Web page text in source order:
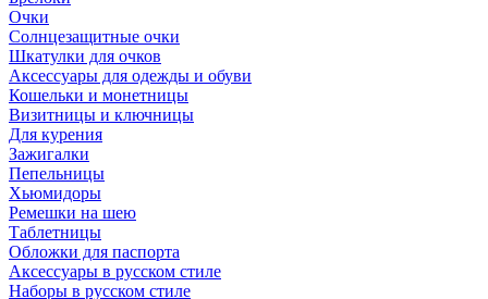
Очки
Солнцезащитные очки
Шкатулки для очков
Аксессуары для одежды и обуви
Кошельки и монетницы
Визитницы и ключницы
Для курения
Зажигалки
Пепельницы
Хьюмидоры
Ремешки на шею
Таблетницы
Обложки для паспорта
Аксессуары в русском стиле
Наборы в русском стиле